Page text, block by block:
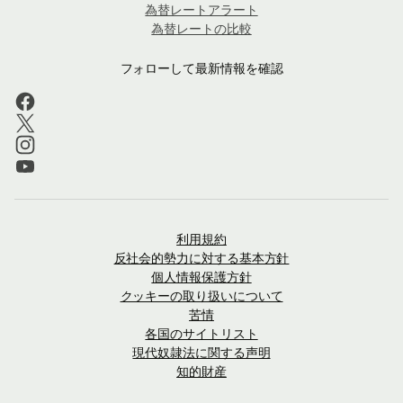
為替レートアラート
為替レートの比較
フォローして最新情報を確認
利用規約
反社会的勢力に対する基本方針
個人情報保護方針
クッキーの取り扱いについて
苦情
各国のサイトリスト
現代奴隷法に関する声明
知的財産